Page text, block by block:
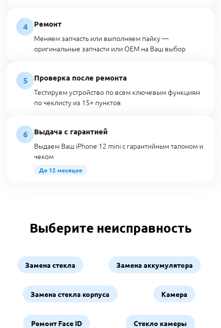
4
Ремонт
Меняем запчасть или выполняем пайку —
оригинальные запчасти или OEM на Ваш выбор
5
Проверка после ремонта
Тестируем устройство по всем ключевым функциям
по чеклисту из 15+ пунктов
6
Выдача с гарантией
Выдаем Ваш iPhone 12 mini с гарантийным талоном и
чеком
До 12 месяцев
Выберите неисправность
Замена стекла Замена аккумулятора
Замена стекла корпуса Камера
Ремонт Face ID Стекло камеры